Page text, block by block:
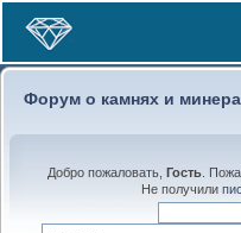
Форум о камнях и
Добро пожаловать, Гость.
Не получили